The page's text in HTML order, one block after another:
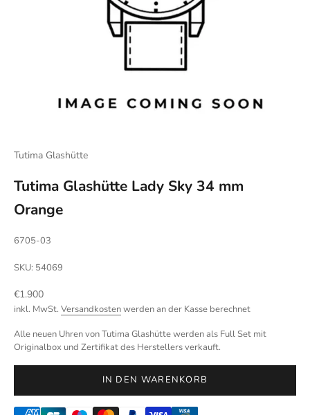
Tutima Glashütte
Tutima Glashütte Lady Sky 34 mm
Orange
6705-03
SKU: 54069
Angebot
€1.900
inkl. MwSt. Versandkostenwerden an der Kasse berechnet
Alle neuen Uhren von Tutima Glashütte werden als Full Set mit
Originalbox und Zertifikat des Herstellers verkauft.
IN DEN WARENKORB